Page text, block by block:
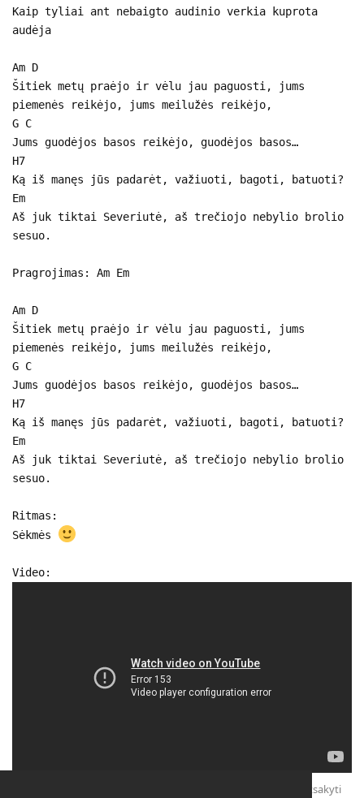
Kaip tyliai ant nebaigto audinio verkia kuprota
audėja
Am D
Šitiek metų praėjo ir vėlu jau paguosti, jums
piemenės reikėjo, jums meilužės reikėjo,
G C
Jums guodėjos basos reikėjo, guodėjos basos…
H7
Ką iš manęs jūs padarėt, važiuoti, bagoti, batuoti?
Em
Aš juk tiktai Severiutė, aš trečiojo nebylio brolio
sesuo.
Pragrojimas: Am Em
Am D
Šitiek metų praėjo ir vėlu jau paguosti, jums
piemenės reikėjo, jums meilužės reikėjo,
G C
Jums guodėjos basos reikėjo, guodėjos basos…
H7
Ką iš manęs jūs padarėt, važiuoti, bagoti, batuoti?
Em
Aš juk tiktai Severiutė, aš trečiojo nebylio brolio
sesuo.
Ritmas:
Sėkmės
Video:
Atsakyti